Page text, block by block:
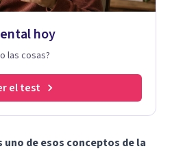
hoy
las cosas?
el test
uno de esos conceptos de la